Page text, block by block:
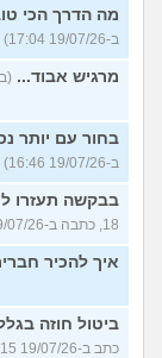
מה הדרך הכי
ב-19/07/26 17:04)
מרגיש אבוד... (בדוי 30, בן
בחור עם יותר
ב-19/07/26 16:46)
בבקשה תעזרו
18, כתבה ב-19/07/26 16:37)
איך להכיר
ביטול חוזה
כתב ב-19/07/26 16:15)